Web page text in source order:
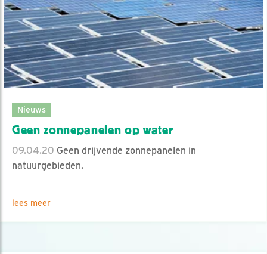
Nieuws
Geen zonnepanelen op water
09.04.20 Geen drijvende zonnepanelen in
natuurgebieden.
lees meer